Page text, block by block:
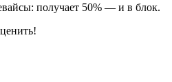
получает 50% — и в блок.